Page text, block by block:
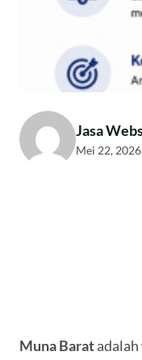
Jasa
Mei 22, 2026
Muna Barat